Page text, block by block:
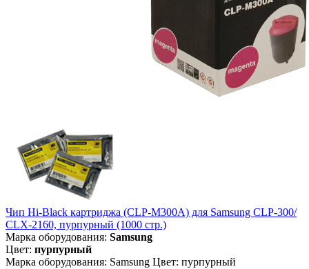
Чип Hi-Black картриджа (CLP-M300A) для Samsung CLP-300/
CLX-2160, пурпурный (1000 стр.)
Марка оборудования: Samsung
Цвет: пурпурный
Марка оборудования: Samsung Цвет: пурпурный